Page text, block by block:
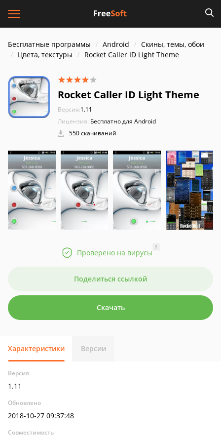
Бесплатные программы Android
Скины, темы, обои
Цвета, текстуры
Rocket Caller ID Light Theme
Rocket Caller ID Light Theme
Версия:1.11
Лицензия: Бесплатно для Android
550 скачиваний
Проверено на вирусы
?
Поделиться ссылкой
Скачать
Характеристики Версии
Версия
1.11
Обновлено
2018-10-27 09:37:48
Совместимость